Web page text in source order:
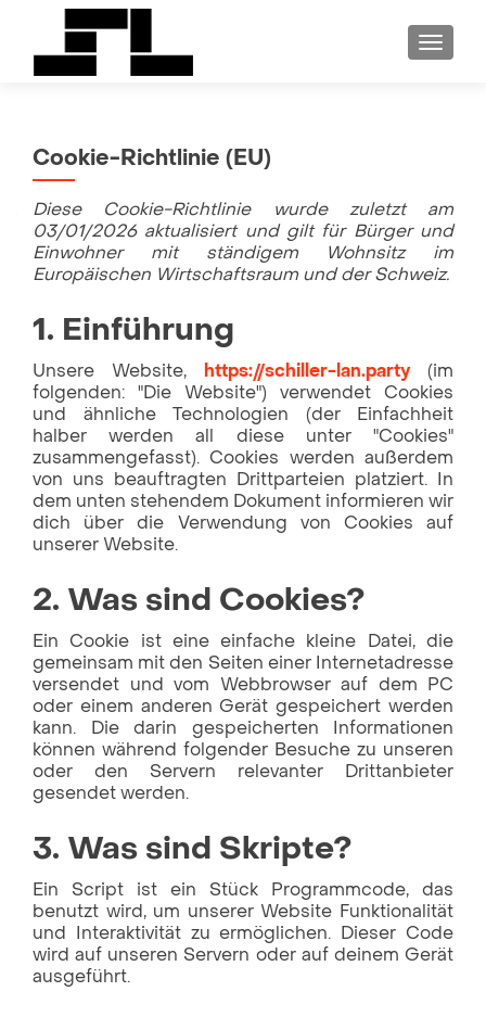
Cookie-Richtlinie (EU)
Diese Cookie-Richtlinie wurde zuletzt am
03/01/2026 aktualisiert und gilt für Bürger und
Einwohner mit ständigem Wohnsitz im
Europäischen Wirtschaftsraum und der Schweiz.
1. Einführung
Unsere Website, https://schiller-lan.party (im
folgenden: "Die Website") verwendet Cookies
und ähnliche Technologien (der Einfachheit
halber werden all diese unter "Cookies"
zusammengefasst). Cookies werden außerdem
von uns beauftragten Drittparteien platziert. In
dem unten stehendem Dokument informieren wir
dich über die Verwendung von Cookies auf
unserer Website.
2. Was sind Cookies?
Ein Cookie ist eine einfache kleine Datei, die
gemeinsam mit den Seiten einer Internetadresse
versendet und vom Webbrowser auf dem PC
oder einem anderen Gerät gespeichert werden
kann. Die darin gespeicherten Informationen
können während folgender Besuche zu unseren
oder den Servern relevanter Drittanbieter
gesendet werden.
3. Was sind Skripte?
Ein Script ist ein Stück Programmcode, das
benutzt wird, um unserer Website Funktionalität
und Interaktivität zu ermöglichen. Dieser Code
wird auf unseren Servern oder auf deinem Gerät
ausgeführt.